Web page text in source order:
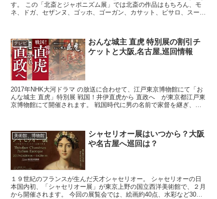
す。 この「北斎とジャポニズム展」では北斎の作品はもちろん、モ
ネ、ドガ、セザンヌ、ゴッホ、ゴーガン、カサット、ピサロ、スー
テレビ
おんな城主 直虎 特別展の割引チ
ケットと大阪,名古屋,巡回情報
2017年NHK大河ドラマ の放送に合わせて、江戸東京博物館にて「お
んな城主 直虎」特別展 戦国！井伊直虎から 直政へ が東京都江戸東
京博物館にて開催されます。 戦国時代に男の名前で家督を継ぎ、波
美術館、博物館
シャセリオー展はいつから？大阪
や名古屋へ巡回は？
１９世紀のフランスが生んだ天才シャセリオー。 シャセリオーの日
本国内初、「シャセリオー展」が東京上野の国立西洋美術館で、２月
から開催されます。 今回の展覧会では、絵画約40点、水彩など30